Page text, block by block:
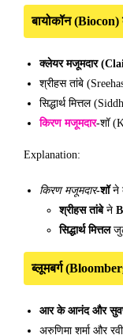
बायोकॉन (Biocon)
क्लेयर मजूमदार
श्रीहस तांबे
सिद्धार्थ मित्तल
किरण मजूमदार-शॉ
Explanation:
किरण मजूमदार-शॉने
श्रीहस तांबेने
सिद्धार्थ मित्तल
ब्लूमबर्ग
आर के आनंद और
अरुणिमा शर्मा और